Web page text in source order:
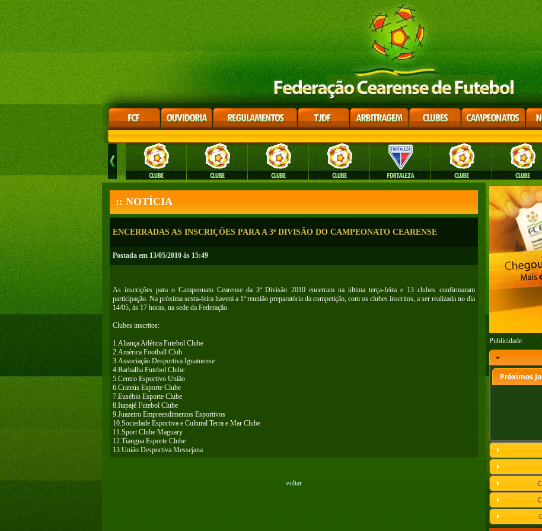
:: NOTÍCIA
ENCERRADAS AS INSCRIÇÕES PARA A 3ª DIVISÃO DO CAMPEONATO CEARENSE
Postada em 13/05/2010 às 15:49
As inscrições para o Campeonato Cearense da 3ª Divisão 2010 encerram na última terça-feira e 13 clubes confirmaram
participação. Na próxima sexta-feira haverá a 1ª reunião preparatória da competição, com os clubes inscritos, a ser realizada no dia
14/05, às 17 horas, na sede da Federação.
Clubes inscritos:
1.Aliança Atlética Futebol Clube
2.América Football Club
3.Associação Desportiva Iguatuense
4.Barbalha Futebol Clube
5.Centro Esportivo União
6.Crateús Esporte Clube
7.Eusébio Esporte Clube
8.Itapajé Futebol Clube
9.Juazeiro Empreendimentos Esportivos
10.Sociedade Esportiva e Cultural Terra e Mar Clube
11.Sport Clube Maguary
12.Tiangua Esporte Clube
13.União Desportiva Messejana
voltar
Publicidade
Próximos